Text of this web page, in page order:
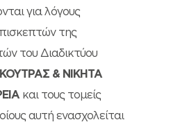
για λόγους
της
του Διαδικτύου
ΚΟΥΤΡΑΣ & ΝΙΚΗΤΑ
και τους τομείς
αυτή ενασχολείται